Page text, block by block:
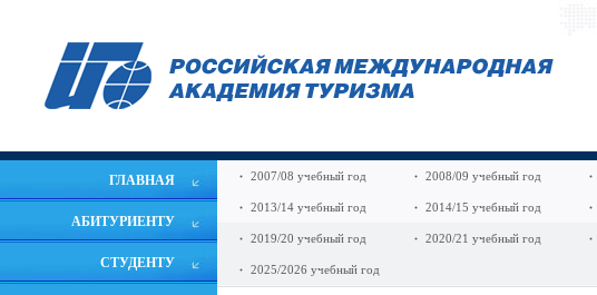
ГЛАВНАЯ
АБИТУРИЕНТУ
СТУДЕНТУ
2007/08 учебный год 2008/09 учебный год
2013/14 учебный год 2014/15 учебный год
2019/20 учебный год 2020/21 учебный год
2025/2026 учебный год